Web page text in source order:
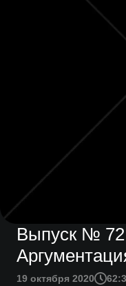
Выпуск №
19 октября 2020